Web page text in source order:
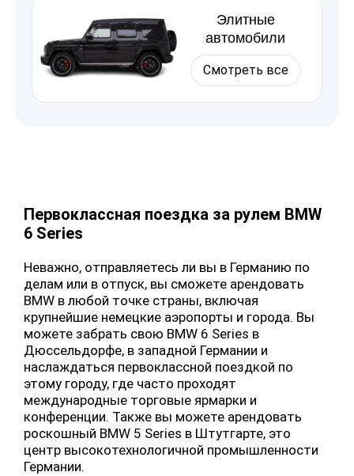
Элитные
автомобили
Смотреть все
Первоклассная поездка за рулем BMW
6 Series
Неважно, отправляетесь ли вы в Германию по
делам или в отпуск, вы сможете арендовать
BMW в любой точке страны, включая
крупнейшие немецкие аэропорты и города. Вы
можете забрать свою BMW 6 Series в
Дюссельдорфе, в западной Германии и
наслаждаться первоклассной поездкой по
этому городу, где часто проходят
международные торговые ярмарки и
конференции. Также вы можете арендовать
роскошный BMW 5 Series в Штутгарте, это
центр высокотехнологичной промышленности
Германии.